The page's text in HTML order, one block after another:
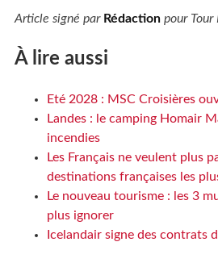
Article signé par Rédactionpour Tour
À lire aussi
Eté 2028 : MSC Croisières
Landes : le camping Homair
incendies
Les Français ne veulent plus
destinations françaises les
Le nouveau tourisme : les 3
plus ignorer
Icelandair signe des contrats